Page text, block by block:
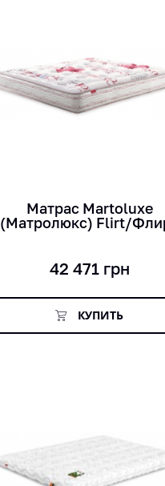
Матрас Martoluxe
(Матролюкс) Flirt/
42 471 грн
КУПИТЬ